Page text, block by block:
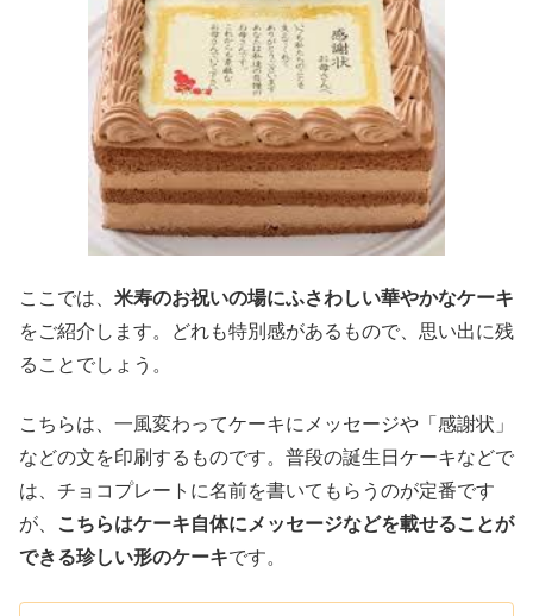
ここでは、 米寿のお祝いの場にふさわしい華やかなケーキ
をご紹介します。どれも特別感があるもので、思い出に残
ることでしょう。
こちらは、一風変わってケーキにメッセージや「感謝状」
などの文を印刷するものです。普段の誕生日ケーキなどで
は、チョコプレートに名前を書いてもらうのが定番です
が、
こちらはケーキ自体にメッセージなどを載せることが
できる珍しい形のケーキです。